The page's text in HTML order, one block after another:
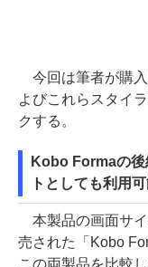
今回は筆者が購
よびこれらスタイ
クする。
Kobo Formaの後
トとしても利用
本製品の画面サ
売された「Kobo
この両製品を比較し